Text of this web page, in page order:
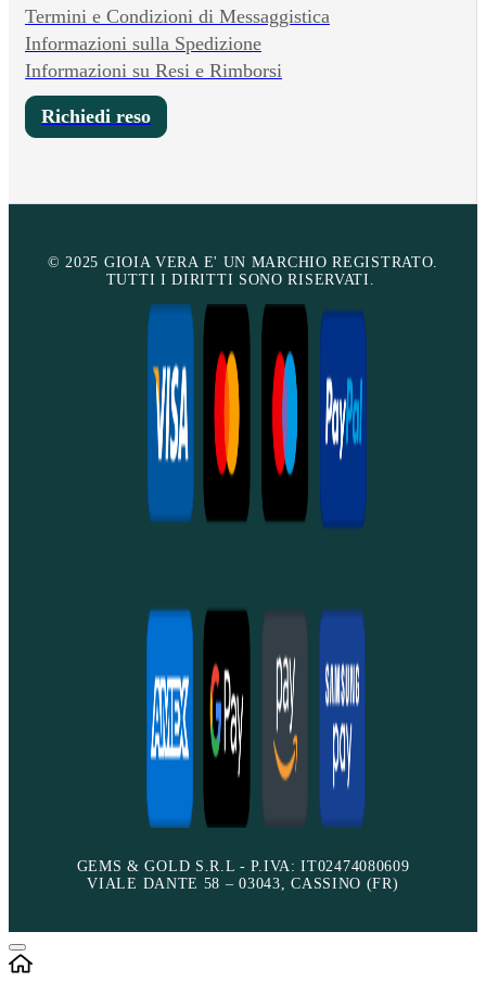
Termini e Condizioni di Messaggistica
Informazioni sulla Spedizione
Informazioni su Resi e Rimborsi
Richiedi reso
© 2025 GIOIA VERA E' UN MARCHIO REGISTRATO.
TUTTI I DIRITTI SONO RISERVATI.
GEMS & GOLD S.R.L - P.IVA: IT02474080609
VIALE DANTE 58 – 03043, CASSINO (FR)